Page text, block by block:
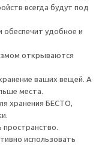
всегда будут под
обеспечит удобное и
открываются
ваших вещей. А
места.
хранения БЕСТО,
использовать